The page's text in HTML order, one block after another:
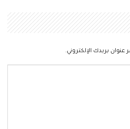
عنوان بريدك الإلكتروني.